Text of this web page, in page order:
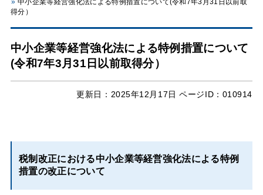
中小企業等経営強化法による特例措置について(令和7年3月31日以前取
得分）
中小企業等経営強化法による特例措置について
(令和7年3月31日以前取得分）
更新日： 2025年12月17日 ページID：010914
税制改正における中小企業等経営強化法による特例
措置の改正について